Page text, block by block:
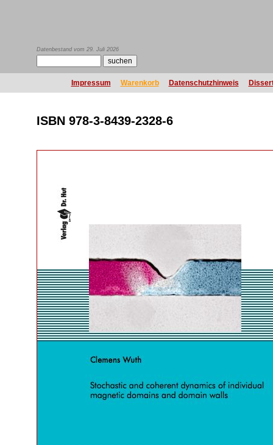
Datenbestand vom 29. Juli 2026
Impressum Warenkorb Datenschutzhinweis
ISBN 978-3-8439-2328-6